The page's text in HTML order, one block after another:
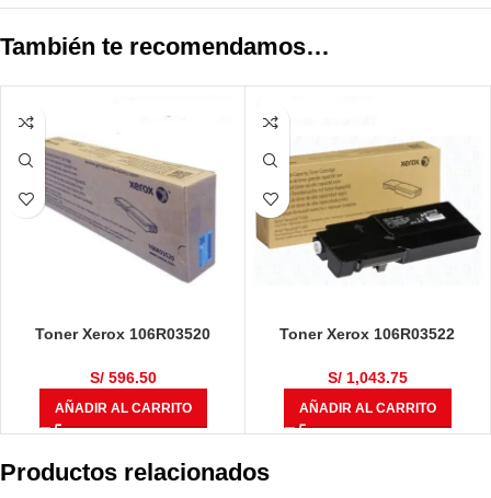
También te recomendamos…
Toner Xerox 106R03520
5,000 Páginas
S/596.50
AÑADIR AL CARRITO
Toner Xerox 106R03522
4,800 Páginas
S/1,043.75
AÑADIR AL CARRITO
Productos relacionados